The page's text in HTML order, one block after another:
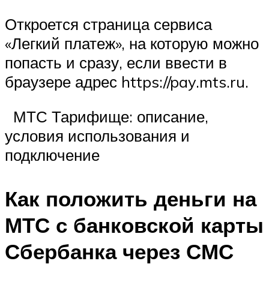
Откроется страница сервиса
«Легкий платеж», на которую можно
попасть и сразу, если ввести в
браузере адрес https://pay.mts.ru.
МТС Тарифище: описание,
условия использования и
подключение
Как положить деньги на
МТС с банковской карты
Сбербанка через СМС